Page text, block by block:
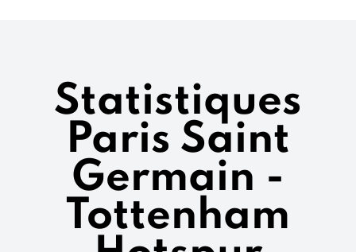
Statistiques
Paris Saint
Germain -
Tottenham